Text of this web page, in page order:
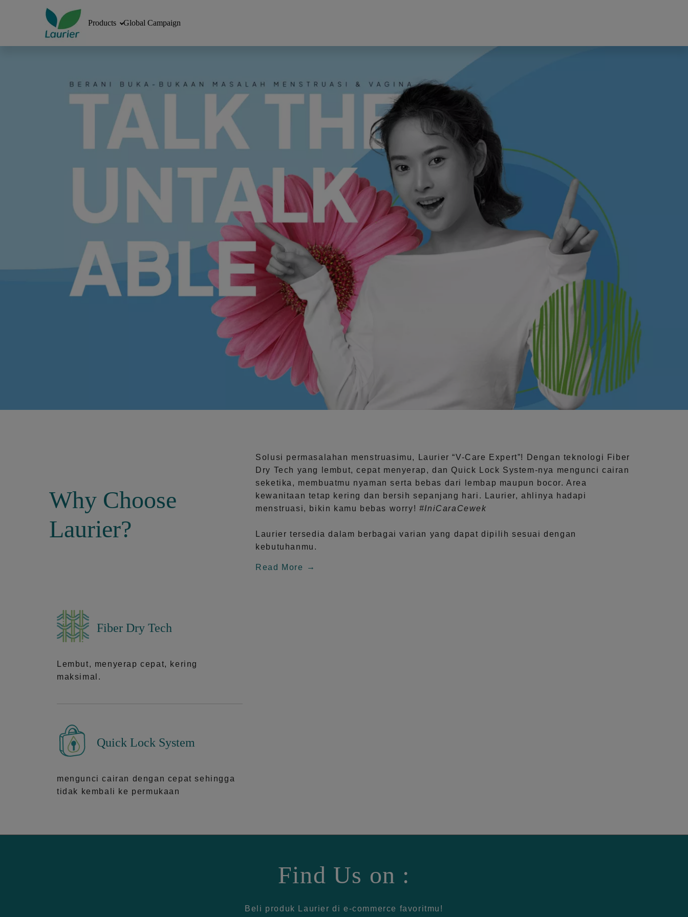
Products Global Campaign
Why Choose
Laurier?
Solusi permasalahan menstruasimu, Laurier“V-Care Expert”! Dengan teknologi
Fiber
Dry Tech yang lembut, cepat menyerap, dan Quick Lock System-nya mengunci cairan
seketika, membuatmu nyaman serta bebas dari lembap maupun bocor. Area
kewanitaan tetap kering dan bersih sepanjang hari.
Laurier, ahlinya hadapi
menstruasi, bikin kamu bebas worry! #IniCaraCewek
Laurier tersedia dalam berbagai varian yang dapat dipilih sesuai dengan
kebutuhanmu.
Read More
Fiber Dry Tech
Lembut, menyerap cepat, kering
maksimal.
Quick Lock System
mengunci cairan dengan cepat sehingga
tidak kembali ke permukaan
Find Us on :
Beli produk Laurier di e-commerce favoritmu!